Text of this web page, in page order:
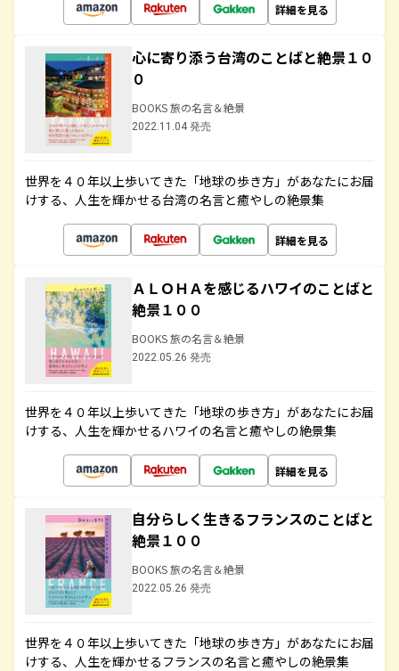
詳細を見る
心に寄り添う台湾のことばと絶景１０
０
BOOKS 旅の名言＆絶景
2022.11.04 発売
世界を４０年以上歩いてきた「地球の歩き方」があなたにお届
けする、人生を輝かせる台湾の名言と癒やしの絶景集
詳細を見る
ＡＬＯＨＡを感じるハワイのことばと
絶景１００
BOOKS 旅の名言＆絶景
2022.05.26 発売
世界を４０年以上歩いてきた「地球の歩き方」があなたにお届
けする、人生を輝かせるハワイの名言と癒やしの絶景集
詳細を見る
自分らしく生きるフランスのことばと
絶景１００
BOOKS 旅の名言＆絶景
2022.05.26 発売
世界を４０年以上歩いてきた「地球の歩き方」があなたにお届
けする、人生を輝かせるフランスの名言と癒やしの絶景集